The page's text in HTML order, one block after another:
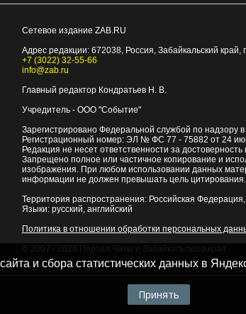
Сетевое издание ZAB.RU
Адрес редакции: 672038, Россия, Забайкальский край,
+7 (3022) 32-55-66
info@zab.ru
Главный редактор Кондратьев Н. В.
Учредитель - ООО "Событие"
Зарегистрировано Федеральной службой по надзору
Регистрационный номер: ЭЛ № ФС 77 - 75882 от 24
Редакция не несет ответственности за
Запрещено полное или частичное копирование и
изображения. При любом использовании данных
информации не должен превышать цель
Территория распространения: Российская
Языки: русский, английский
Политика в отношении обработки персональных
и сбора статистических данных в
Принять